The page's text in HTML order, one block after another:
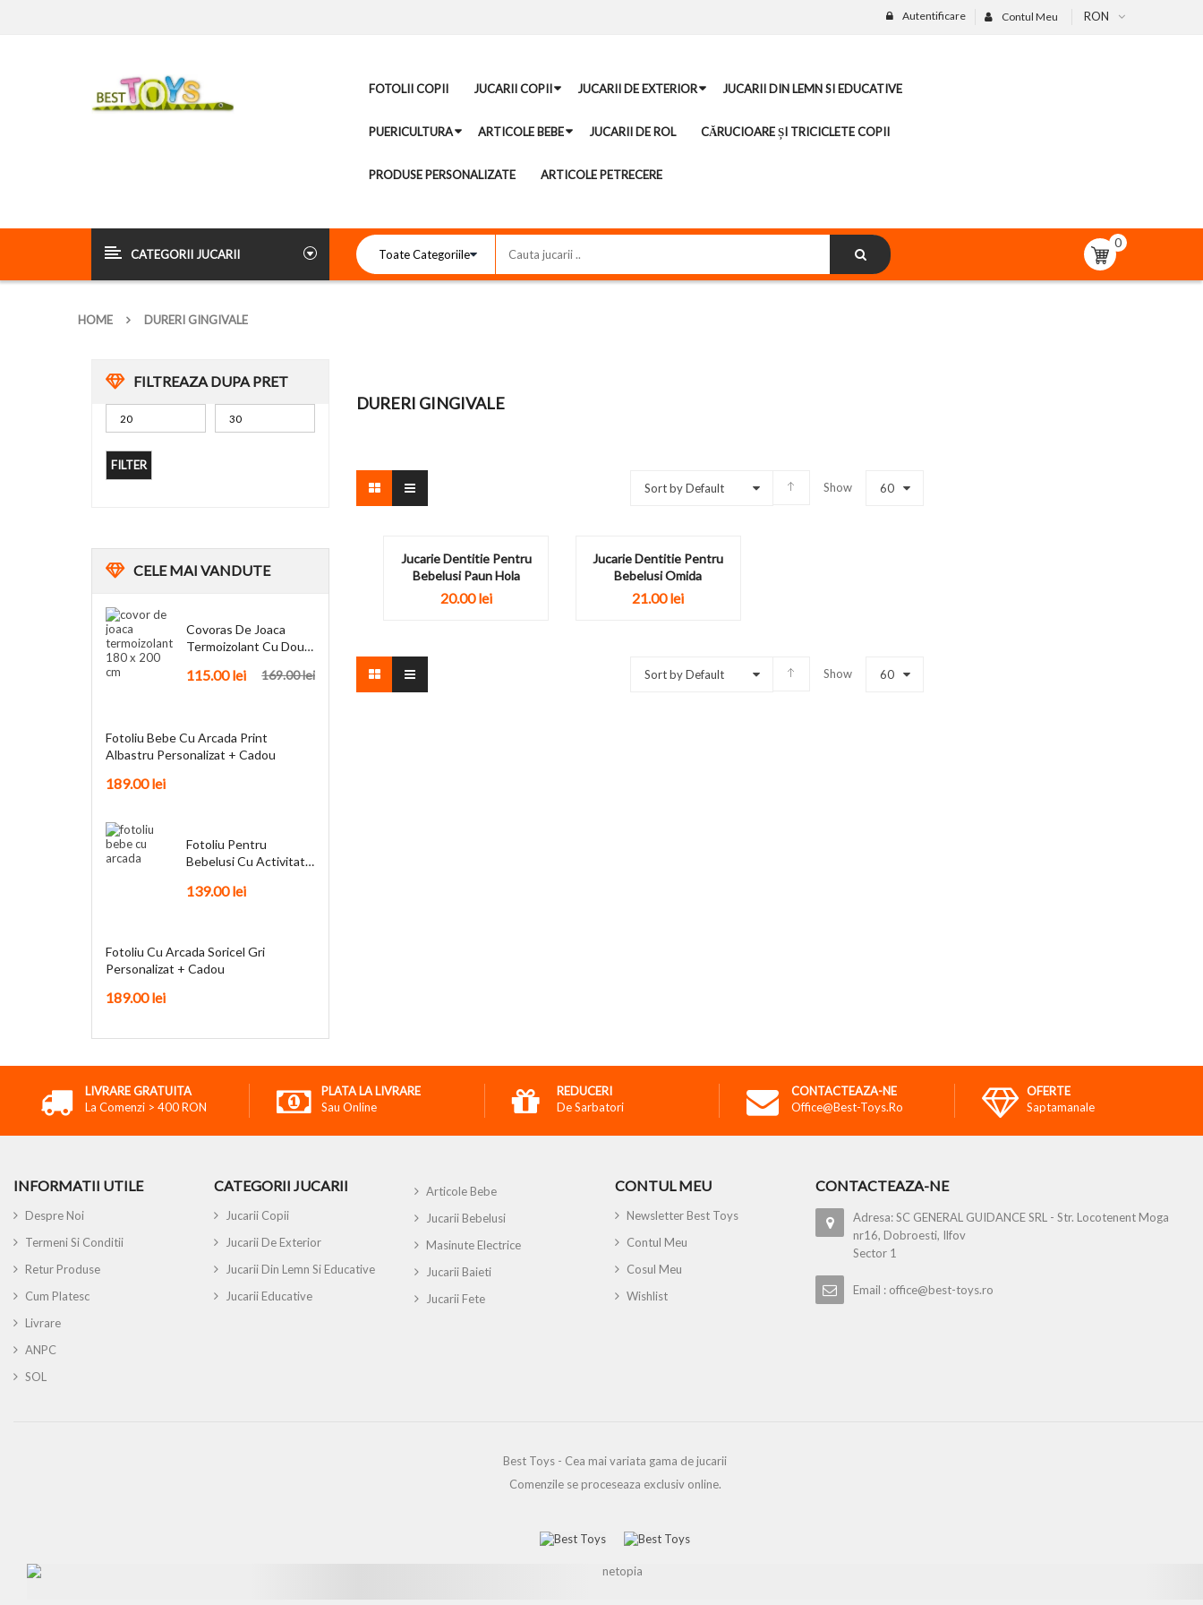
RON
Contul Meu
Autentificare
FOTOLII COPII JUCARII COPII JUCARII DE EXTERIOR JUCARII DIN LEMN SI EDUCATIVE
PUERICULTURA ARTICOLE BEBE JUCARII DE ROL CĂRUCIOARE ȘI TRICICLETE COPII
PRODUSE PERSONALIZATE ARTICOLE PETRECERE
CATEGORII JUCARII
0
HOME DURERI GINGIVALE
FILTREAZA DUPA PRET
FILTER
CELEMAI VANDUTE
Covoras De Joaca
Termoizolant Cu Doua
169.00lei
115.00lei
Fotoliu Bebe Cu Arcada Print
Albastru Personalizat + Cadou
189.00lei
Fotoliu Pentru
Bebelusi Cu Activitati
139.00lei
Fotoliu Cu Arcada Soricel Gri
Personalizat + Cadou
189.00lei
DURERI GINGIVALE
Sort by Default Show 60
Jucarie Dentitie Pentru
Bebelusi Paun Hola
20.00lei
Jucarie Dentitie Pentru
Bebelusi Omida
21.00lei
Sort by Default Show 60
LIVRARE GRATUITA
La Comenzi > 400 RON
PLATA LA LIVRARE
Sau Online
REDUCERI
De Sarbatori
CONTACTEAZA-NE
Office@best-Toys.ro
OFERTE
Saptamanale
INFORMATII UTILE
Despre Noi
Termeni Si Conditii
Retur Produse
Cum Platesc
Livrare
ANPC
SOL
CATEGORII JUCARII
Jucarii Copii
Jucarii De Exterior
Jucarii Din Lemn Si Educative
Jucarii Educative
Articole Bebe
Jucarii Bebelusi
Masinute Electrice
Jucarii Baieti
Jucarii Fete
CONTUL MEU
Newsletter Best Toys
Contul Meu
Cosul Meu
Wishlist
CONTACTEAZA-NE
Adresa: SC GENERAL GUIDANCE SRL - Str. Locotenent Moga
nr16, Dobroesti, Ilfov
Sector 1
Email : office@best-toys.ro
Best Toys - Cea mai variata gama de jucarii
Comenzile se proceseaza exclusiv online.